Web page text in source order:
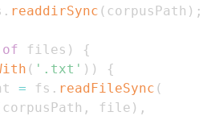
. readdirSync ( corpusPath ) ;
of files )
{
( '.txt' ) )
{
= fs . readFileSync (
corpusPath , file ) ,